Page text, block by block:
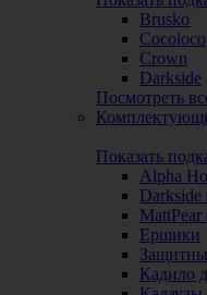
Brusko
Cocoloco
Crown
Darkside
Посмотреть
Показать
Alpha
Ершики
Кадило